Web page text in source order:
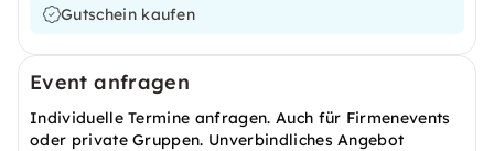
Gutschein kaufen
Event anfragen
Individuelle Termine anfragen. Auch für Firmenevents
oder private Gruppen. Unverbindliches Angebot